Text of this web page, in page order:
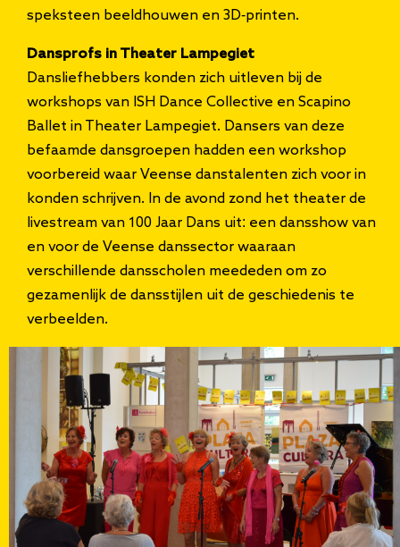
speksteen beeldhouwen en 3D-printen.
Dansprofs in Theater Lampegiet
Dansliefhebbers konden zich uitleven bij de
workshops van ISH Dance Collective en Scapino
Ballet in Theater Lampegiet. Dansers van deze
befaamde dansgroepen hadden een workshop
voorbereid waar Veense danstalenten zich voor in
konden schrijven. In de avond zond het theater de
livestream van 100 Jaar Dans uit: een dansshow van
en voor de Veense danssector waaraan
verschillende dansscholen meededen om zo
gezamenlijk de dansstijlen uit de geschiedenis te
verbeelden.